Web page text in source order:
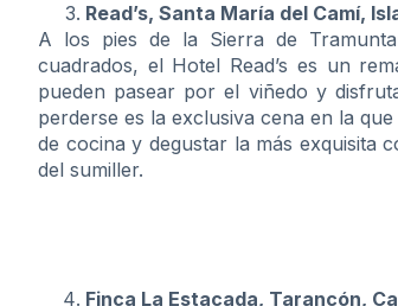
Read’s, Santa María del Camí,
A los pies de la Sierra de
cuadrados, el Hotel Read’s es un
pueden pasear por el viñedo y
perderse es la exclusiva cena en la
de cocina y degustar la más exquisita
del sumiller.
Finca La Estacada, Tarancón,